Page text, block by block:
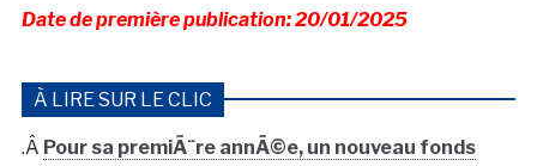
Date de première publication: 20/01/2025
À LIRE SUR LE CLIC
.Â Pour sa premiÃ¨re annÃ©e, un nouveau fonds